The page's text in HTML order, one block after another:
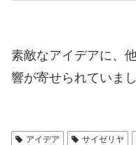
素敵なアイデアに、
響が寄せられていまし
アイデア サイゼリヤ